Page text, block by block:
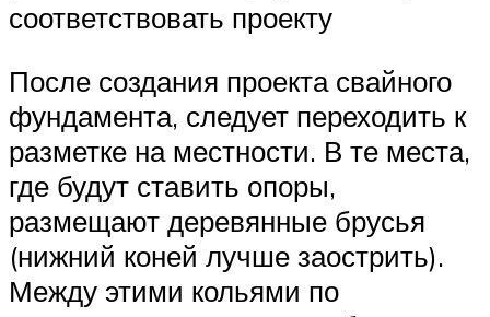
соответствовать проекту
После создания проекта свайного
фундамента, следует переходить к
разметке на местности. В те места,
где будут ставить опоры,
размещают деревянные брусья
(нижний коней лучше заострить).
Между этими кольями по